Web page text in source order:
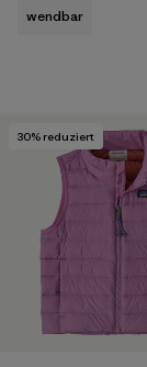
wendbar
30% reduziert